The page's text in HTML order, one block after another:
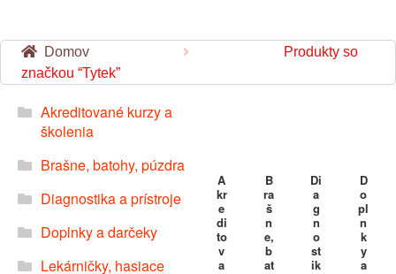
Domov
Produkty so
značkou “Tytek”
Akreditované kurzy a
školenia
Brašne, batohy, púzdra
Diagnostika a prístroje
Doplnky a darčeky
Lekárničky, hasiace
A
kr
e
di
to
v
a
B
ra
š
n
e,
b
at
Di
a
g
n
o
st
ik
D
o
pl
n
k
y
a